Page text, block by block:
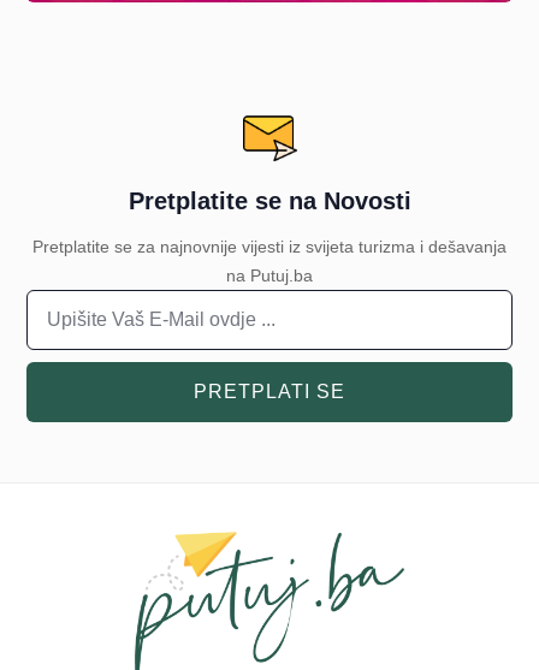
Pretplatite se na Novosti
Pretplatite se za najnovnije vijesti iz svijeta turizma i dešavanja
na Putuj.ba
PRETPLATI SE